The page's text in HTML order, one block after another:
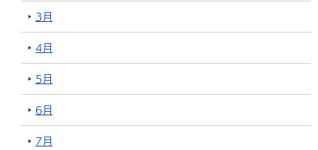
3月
4月
5月
6月
7月